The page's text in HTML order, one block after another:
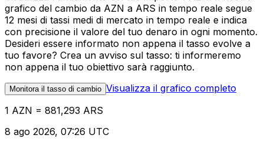
grafico del cambio da AZN a ARS in tempo reale segue
12 mesi di tassi medi di mercato in tempo reale e indica
con precisione il valore del tuo denaro in ogni momento.
Desideri essere informato non appena il tasso evolve a
tuo favore? Crea un avviso sul tasso: ti informeremo
non appena il tuo obiettivo sarà raggiunto.
Monitora il tasso di cambio Visualizza il grafico completo
1 AZN = 881,293 ARS
8 ago 2026, 07:26 UTC